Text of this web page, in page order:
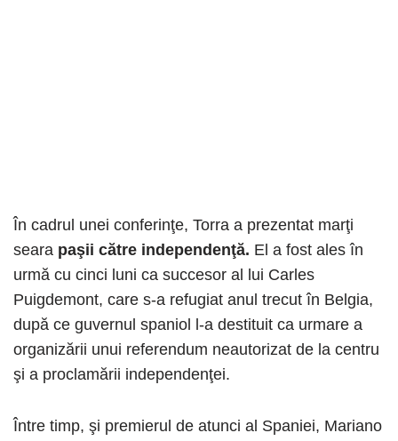
În cadrul unei conferinţe, Torra a prezentat marţi
seara paşii către independenţă. El a fost ales în
urmă cu cinci luni ca succesor al lui Carles
Puigdemont, care s-a refugiat anul trecut în Belgia,
după ce guvernul spaniol l-a destituit ca urmare a
organizării unui referendum neautorizat de la centru
şi a proclamării independenţei.
Între timp, şi premierul de atunci al Spaniei, Mariano